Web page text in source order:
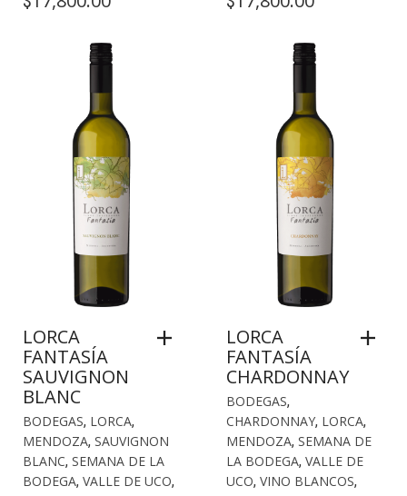
LORCA
FANTASÍA
SAUVIGNON
BLANC
BODEGAS, LORCA,
MENDOZA, SAUVIGNON
BLANC, SEMANA DE LA
BODEGA, VALLE DE UCO,
LORCA
FANTASÍA
CHARDONNAY
BODEGAS,
CHARDONNAY, LORCA,
MENDOZA, SEMANA DE
LA BODEGA, VALLE DE
UCO, VINO BLANCOS,